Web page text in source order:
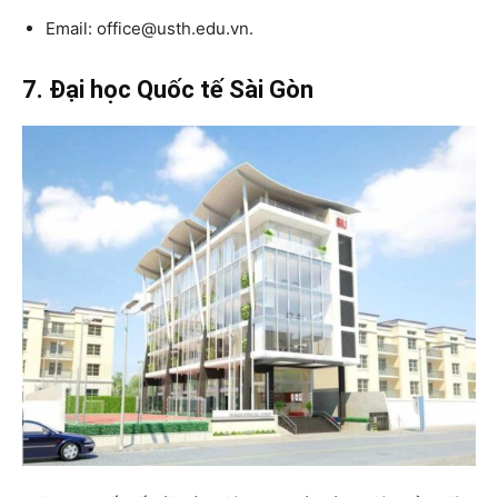
Email: office@usth.edu.vn.
7. Đại học Quốc tế Sài Gòn